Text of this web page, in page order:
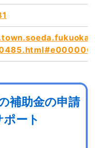
補助金の申請
ート